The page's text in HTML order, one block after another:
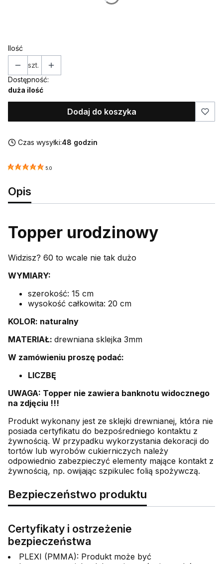
Ilość
szt.
Dostępność:
duża ilość
Dodaj do koszyka
Czas wysyłki:48 godzin
5.0
Opis
Topper urodzinowy
Widzisz? 60 to wcale nie tak dużo
WYMIARY:
szerokość: 15 cm
wysokość całkowita: 20 cm
KOLOR: naturalny
MATERIAŁ: drewniana sklejka 3mm
W zamówieniu proszę podać:
LICZBĘ
UWAGA: Topper nie zawiera banknotu widocznego
na zdjęciu !!!
Produkt wykonany jest ze sklejki drewnianej, która nie
posiada certyfikatu do bezpośredniego kontaktu z
żywnością. W przypadku wykorzystania dekoracji do
tortów lub wyrobów cukierniczych należy
odpowiednio zabezpieczyć elementy mające kontakt z
żywnością, np. owijając szpikulec folią spożywczą.
Bezpieczeństwo produktu
Certyfikaty i ostrzeżenie
bezpieczeństwa
PLEXI (PMMA): Produkt może być